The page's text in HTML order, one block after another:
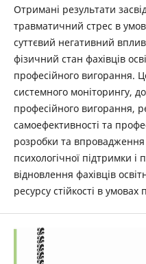
Отримані результати
травматичний стрес в
суттєвий негативний
фізичний стан фахівців
професійного вигорання.
системного моніторингу,
професійного вигорання,
самоефективності та
розробки та
психологічної підтримки і
відновлення фахівців
ресурсу стійкості в умовах